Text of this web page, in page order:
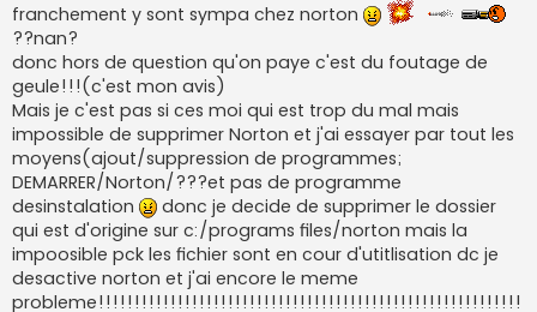
franchement y sont sympa chez norton
??nan?
donc hors de question qu'on paye c'est du foutage de
geule!!!(c'est mon avis)
Mais je c'est pas si ces moi qui est trop du mal mais
impossible de supprimer Norton et j'ai essayer par tout les
moyens(ajout/suppression de programmes;
DEMARRER/Norton/???et pas de programme
desinstalation
donc je decide de supprimer le dossier
qui est d'origine sur c:/programs files/norton mais la
impoosible pck les fichier sont en cour d'utitlisation dc je
desactive norton et j'ai encore le meme
probleme!!!!!!!!!!!!!!!!!!!!!!!!!!!!!!!!!!!!!!!!!!!!!!!!!!!!!!!!!!!